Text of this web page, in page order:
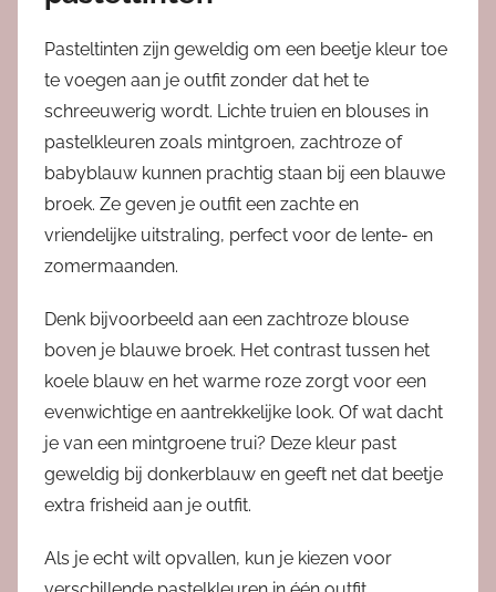
Pasteltinten zijn geweldig om een beetje kleur toe
te voegen aan je outfit zonder dat het te
schreeuwerig wordt. Lichte truien en blouses in
pastelkleuren zoals mintgroen, zachtroze of
babyblauw kunnen prachtig staan bij een blauwe
broek. Ze geven je outfit een zachte en
vriendelijke uitstraling, perfect voor de lente- en
zomermaanden.
Denk bijvoorbeeld aan een zachtroze blouse
boven je blauwe broek. Het contrast tussen het
koele blauw en het warme roze zorgt voor een
evenwichtige en aantrekkelijke look. Of wat dacht
je van een mintgroene trui? Deze kleur past
geweldig bij donkerblauw en geeft net dat beetje
extra frisheid aan je outfit.
Als je echt wilt opvallen, kun je kiezen voor